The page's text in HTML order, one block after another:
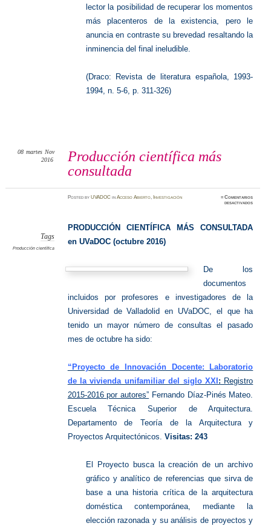
lector la posibilidad de recuperar los momentos
más placenteros de la existencia, pero le
anuncia en contraste su brevedad resaltando la
inminencia del final ineludible.
(Draco: Revista de literatura española, 1993-
1994, n. 5-6, p. 311-326)
Producción científica más
consultada
08 martes Nov
2016
PostedbyUVADOC inAcceso Abierto, Investigación ≈Comentarios
desactivadosen
Tags
Producción científica
PRODUCCIÓN CIENTÍFICA MÁS CONSULTADA
en UVaDOC (octubre 2016)
De los
documentos
incluidos por profesores e investigadores de la
Universidad de Valladolid en UVaDOC, el que ha
tenido un mayor número de consultas el pasado
mes de octubre ha sido:
“Proyecto de Innovación Docente: Laboratorio
de la vivienda unifamiliar del siglo XXI : Registro
2015-2016 por autores” Fernando Díaz-Pinés Mateo.
Escuela Técnica Superior de Arquitectura.
Departamento de Teoría de la Arquitectura y
Proyectos Arquitectónicos. Visitas: 243
El Proyecto busca la creación de un archivo
gráfico y analítico de referencias que sirva de
base a una historia crítica de la arquitectura
doméstica contemporánea, mediante la
elección razonada y su análisis de proyectos y